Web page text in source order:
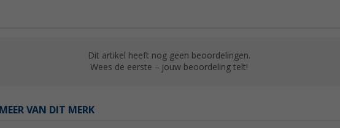
Dit artikel heeft nog geen beoordelingen.
Wees de eerste – jouw beoordeling telt!
MEER VAN DIT MERK